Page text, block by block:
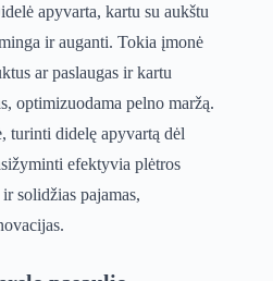
apyvarta, kartu su aukštu
ir auganti. Tokia įmonė
ar paslaugas ir kartu
optimizuodama pelno maržą.
turinti didelę apyvartą dėl
efektyvia plėtros
solidžias pajamas,